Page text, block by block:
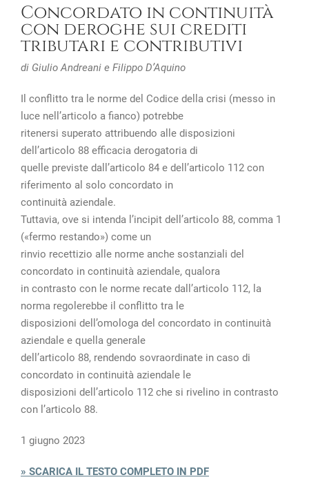
Concordato in continuità
con deroghe sui crediti
tributari e contributivi
di Giulio Andreani e Filippo D’Aquino
Il conflitto tra le norme del Codice della crisi (messo in
luce nell’articolo a fianco) potrebbe
ritenersi superato attribuendo alle disposizioni
dell’articolo 88 efficacia derogatoria di
quelle previste dall’articolo 84 e dell’articolo 112 con
riferimento al solo concordato in
continuità aziendale.
Tuttavia, ove si intenda l’incipit dell’articolo 88, comma 1
(«fermo restando») come un
rinvio recettizio alle norme anche sostanziali del
concordato in continuità aziendale, qualora
in contrasto con le norme recate dall’articolo 112, la
norma regolerebbe il conflitto tra le
disposizioni dell’omologa del concordato in continuità
aziendale e quella generale
dell’articolo 88, rendendo sovraordinate in caso di
concordato in continuità aziendale le
disposizioni dell’articolo 112 che si rivelino in contrasto
con l’articolo 88.
1 giugno 2023
» SCARICA IL TESTO COMPLETO IN PDF